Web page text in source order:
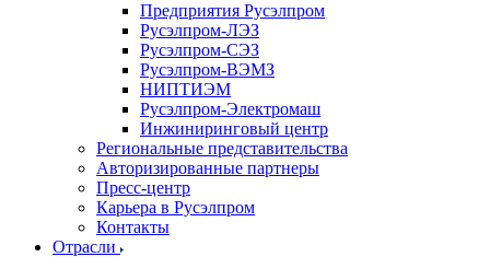
Предприятия Русэлпром
Русэлпром-ЛЭЗ
Русэлпром-СЭЗ
Русэлпром-ВЭМЗ
НИПТИЭМ
Русэлпром-Электромаш
Инжиниринговый центр
Региональные представительства
Авторизированные партнеры
Пресс-центр
Карьера в Русэлпром
Контакты
Отрасли